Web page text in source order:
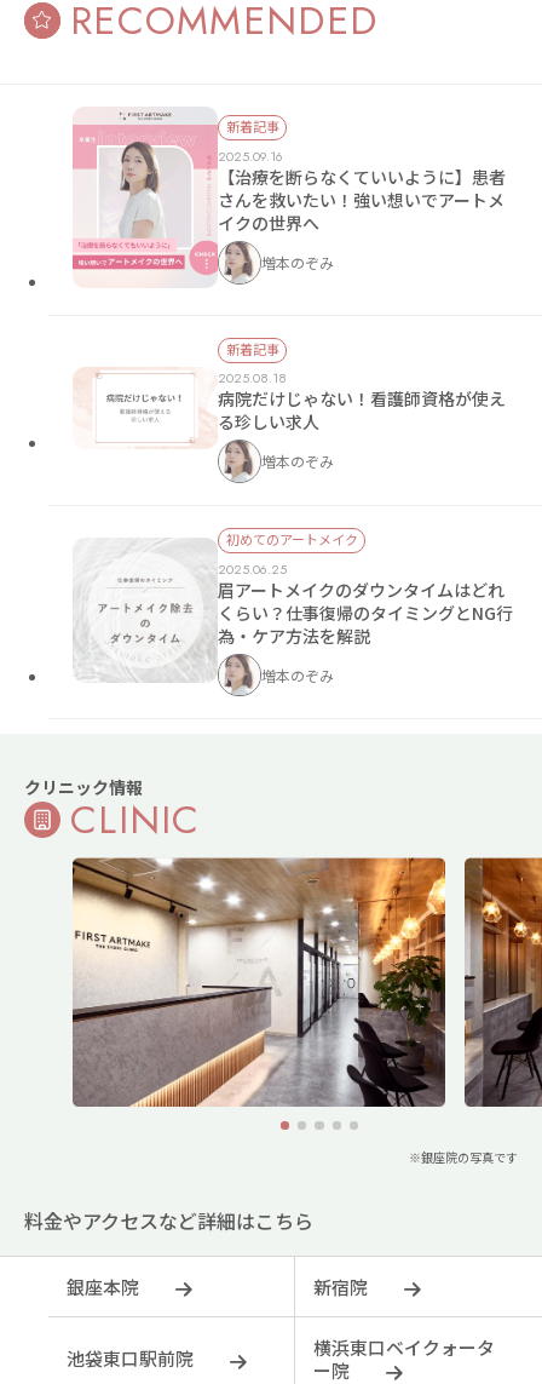
RECOMMENDED
新着記事
2025.09.16
【治療を断らなくていいように】患者
さんを救いたい！強い想いでアートメ
イクの世界へ
増本のぞみ
新着記事
2025.08.18
病院だけじゃない！看護師資格が使え
る珍しい求人
増本のぞみ
初めてのアートメイク
2025.06.25
眉アートメイクのダウンタイムはどれ
くらい？仕事復帰のタイミングとNG行
為・ケア方法を解説
増本のぞみ
クリニック情報
CLINIC
1 2 3 4 5
※銀座院の写真です
料金やアクセスなど詳細はこちら
銀座本院 新宿院
池袋東口駅前院
横浜東口ベイクォータ
ー院